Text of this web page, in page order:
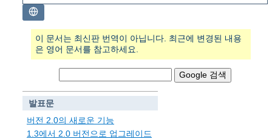
이 문서는 최신판 번역이 아닙니다. 최근에 변경된 내용
은 영어 문서를 참고하세요.
발표문
버전 2.0의 새로운 기능
1.3에서 2.0 버전으로 업그레이드